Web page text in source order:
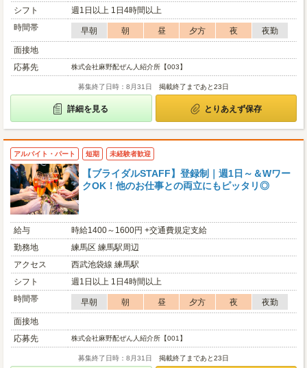
シフト
週1日以上 1日4時間以上
時間帯
早朝 朝 昼 夕方 夜
夜勤
面接地
応募先
株式会社麻野配ぜん人紹介所【003】
募集終了日時：8月31日 掲載終了まであと23日
詳細を見る とりあえず保存
アルバイト・パート 短期 未経験者歓迎
【ブライダルSTAFF】登録制｜週1日～＆Wワー
クOK！他のお仕事との両立にもピッタリ◎
給与
時給1400～1600円 +交通費規定支給
勤務地
練馬区 練馬駅周辺
アクセス
西武池袋線 練馬駅
シフト
週1日以上 1日4時間以上
時間帯
早朝 朝 昼 夕方 夜
夜勤
面接地
応募先
株式会社麻野配ぜん人紹介所【001】
募集終了日時：8月31日 掲載終了まであと23日